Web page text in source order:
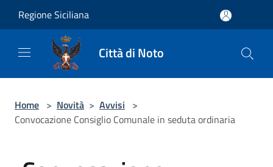
Regione Siciliana
Città di Noto
Home > Novità > Avvisi >
Convocazione Consiglio Comunale in seduta ordinaria